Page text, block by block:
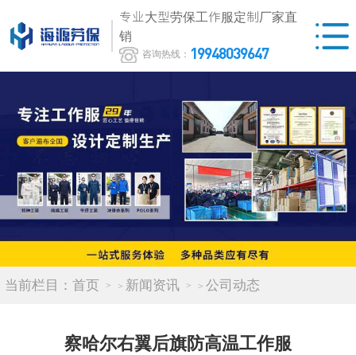
专业大型劳保工作服定制厂家直
销
咨询热线： 19948039647
当前栏目： 首页 > 新闻资讯 > 公司动态
察哈尔右翼后旗防高温工作服